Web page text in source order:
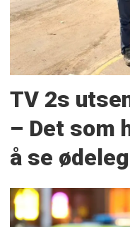
TV 2s
– Det som
å se